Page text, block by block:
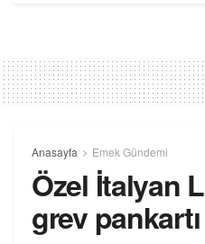
Anasayfa Emek Gündemi
Özel İtalyan
grev pankartı